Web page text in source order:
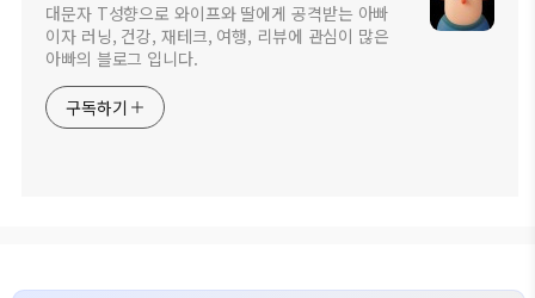
대문자 T성향으로 와이프와 딸에게 공격받는 아빠
이자 러닝, 건강, 재테크, 여행, 리뷰에 관심이 많은
아빠의 블로그 입니다.
구독하기